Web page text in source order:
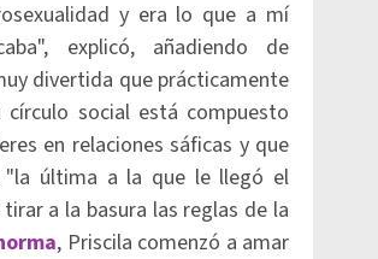
y era lo que a mí
explicó, añadiendo de
divertida que prácticamente
social está compuesto
en relaciones sáficas y que
"la última a la que le llegó el
tirar a la basura las reglas de la
, Priscila comenzó a amar